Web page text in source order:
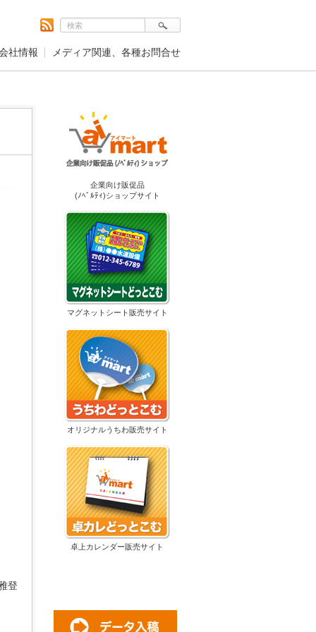
社情報 メディア関連、各種お問合せ
登
企業向け販促品
(ﾉﾍﾞﾙﾃｨ)ショップサイト
マグネットシート販売サイト
オリジナルうちわ販売サイト
卓上カレンダー販売サイト